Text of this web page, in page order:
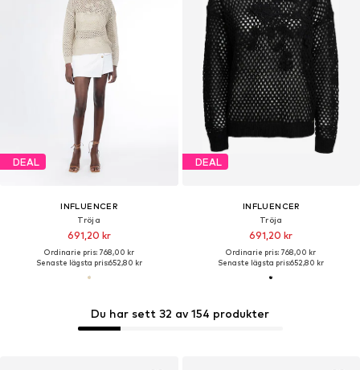
DEAL
INFLUENCER
Tröja
691,20 kr
Ordinarie pris: 768,00 kr
Senaste lägsta pris:652,80 kr
DEAL
INFLUENCER
Tröja
691,20 kr
Ordinarie pris: 768,00 kr
Senaste lägsta pris:652,80 kr
Du har sett 32 av 154 produkter